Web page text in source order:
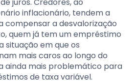
inflacionário, tendem a
compensar a desvalorização
quem já tem um empréstimo
situação em que os
mais caros ao longo do
ainda mais problemático para
de taxa variável.